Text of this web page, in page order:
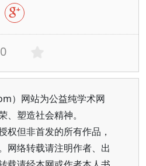
0
）网站为公益纯学术网
、塑造社会精神。
权但非首发的所有作品，
网络转载请注明作者、出